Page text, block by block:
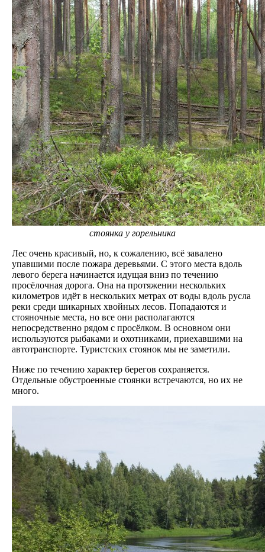
стоянка у горельника
Лес очень красивый, но, к сожалению, всё завалено
упавшими после пожара деревьями. С этого места вдоль
левого берега начинается идущая вниз по течению
просёлочная дорога. Она на протяжении нескольких
километров идёт в нескольких метрах от воды вдоль русла
реки среди шикарных хвойных лесов. Попадаются и
стояночные места, но все они располагаются
непосредственно рядом с просёлком. В основном они
используются рыбаками и охотниками, приехавшими на
автотранспорте. Туристских стоянок мы не заметили.
Ниже по течению характер берегов сохраняется.
Отдельные обустроенные стоянки встречаются, но их не
много.